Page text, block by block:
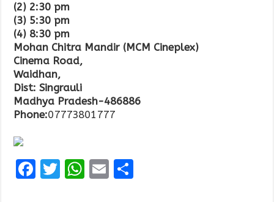
(2) 2:30 pm
(3) 5:30 pm
(4) 8:30 pm
Mohan Chitra Mandir (MCM Cineplex)
Cinema Road,
Waidhan,
Dist: Singrauli
Madhya Pradesh-486886
Phone:07773801777
F
T
W E